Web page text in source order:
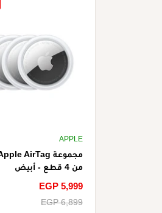
APPLE
من 4 قطع - أبيض
سعر
EGP 5,999
سعر
EGP 6,899